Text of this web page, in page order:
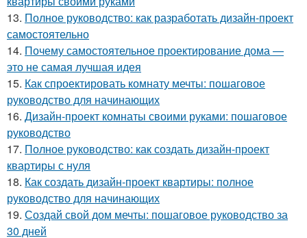
13. Полное руководство: как разработать дизайн-проект
самостоятельно
14. Почему самостоятельное проектирование дома —
это не самая лучшая идея
15. Как спроектировать комнату мечты: пошаговое
руководство для начинающих
16. Дизайн-проект комнаты своими руками: пошаговое
руководство
17. Полное руководство: как создать дизайн-проект
квартиры с нуля
18. Как создать дизайн-проект квартиры: полное
руководство для начинающих
19. Создай свой дом мечты: пошаговое руководство за
30 дней